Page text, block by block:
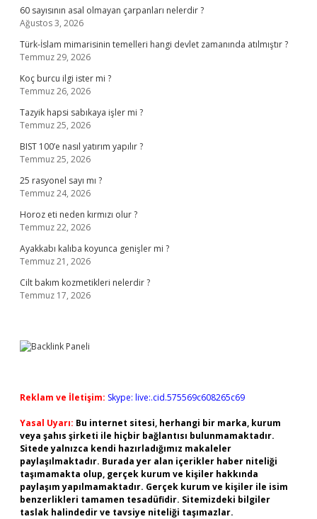
60 sayısının asal olmayan çarpanları nelerdir ?
Ağustos 3, 2026
Türk-İslam mimarisinin temelleri hangi devlet zamanında atılmıştır ?
Temmuz 29, 2026
Koç burcu ilgi ister mi ?
Temmuz 26, 2026
Tazyik hapsi sabıkaya işler mi ?
Temmuz 25, 2026
BIST 100’e nasıl yatırım yapılır ?
Temmuz 25, 2026
25 rasyonel sayı mı ?
Temmuz 24, 2026
Horoz eti neden kırmızı olur ?
Temmuz 22, 2026
Ayakkabı kalıba koyunca genişler mi ?
Temmuz 21, 2026
Cilt bakım kozmetikleri nelerdir ?
Temmuz 17, 2026
Reklam ve İletişim: Skype: live:.cid.575569c608265c69
Yasal Uyarı: Bu internet sitesi, herhangi bir marka, kurum
veya şahıs şirketi ile hiçbir bağlantısı bulunmamaktadır.
Sitede yalnızca kendi hazırladığımız makaleler
paylaşılmaktadır. Burada yer alan içerikler haber niteliği
taşımamakta olup, gerçek kurum ve kişiler hakkında
paylaşım yapılmamaktadır. Gerçek kurum ve kişiler ile isim
benzerlikleri tamamen tesadüfidir. Sitemizdeki bilgiler
taslak halindedir ve tavsiye niteliği taşımazlar.